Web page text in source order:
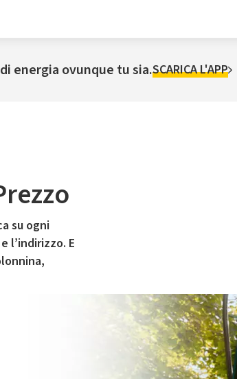
energia ovunque tu sia.SCARICA L'APP
su ogni
l’indirizzo. E